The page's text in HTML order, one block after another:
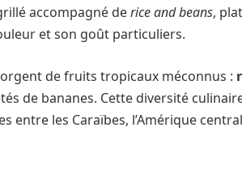
accompagné derice and beans,
et son goût particuliers.
de fruits tropicaux méconnus :
de bananes. Cette diversité
entre les Caraïbes, l’Amérique